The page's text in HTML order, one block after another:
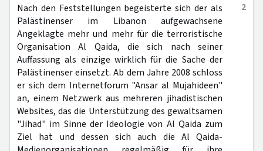
2
Nach den Feststellungen begeisterte sich der als
Palästinenser im Libanon aufgewachsene
Angeklagte mehr und mehr für die terroristische
Organisation Al Qaida, die sich nach seiner
Auffassung als einzige wirklich für die Sache der
Palästinenser einsetzt. Ab dem Jahre 2008 schloss
er sich dem Internetforum "Ansar al Mujahideen"
an, einem Netzwerk aus mehreren jihadistischen
Websites, das die Unterstützung des gewaltsamen
"Jihad" im Sinne der Ideologie von Al Qaida zum
Ziel hat und dessen sich auch die Al Qaida-